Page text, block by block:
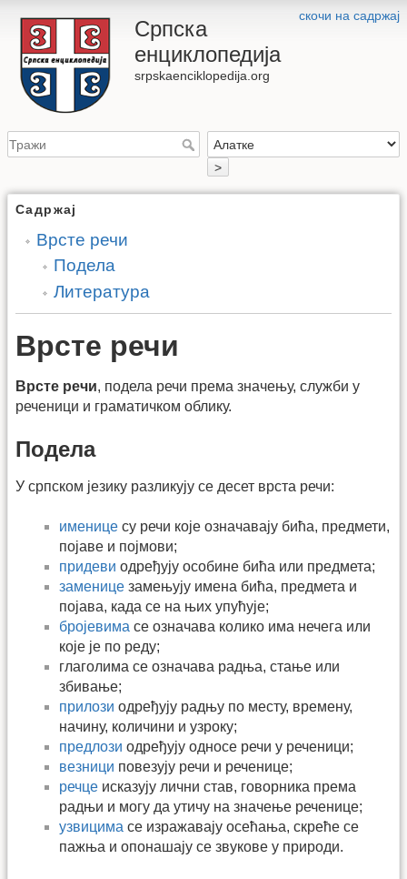
скочи на садржај
Српска
енциклопедија
srpskaenciklopedija.org
>
Садржај
Врсте речи
Подела
Литература
Врсте речи
Врсте речи, подела речи према значењу, служби у
реченици и граматичком облику.
Подела
У српском језику разликују се десет врста речи:
именице су речи које означавају бића, предмети,
појаве и појмови;
придеви одређују особине бића или предмета;
заменице замењују имена бића, предмета и
појава, када се на њих упућује;
бројевима се означава колико има нечега или
које је по реду;
глаголима се означава радња, стање или
збивање;
прилози одређују радњу по месту, времену,
начину, количини и узроку;
предлози одређују односе речи у реченици;
везници повезују речи и реченице;
речце исказују лични став, говорника према
радњи и могу да утичу на значење реченице;
узвицима се изражавају осећања, скреће се
пажња и опонашају се звукове у природи.